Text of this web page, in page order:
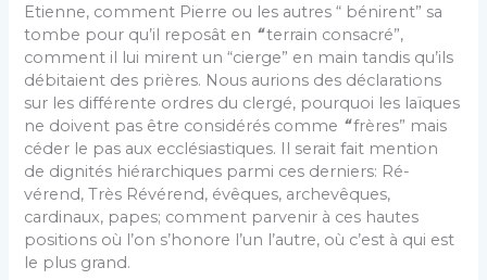
Etienne, comment Pierre ou les autres “ bénirent” sa
tombe pour qu’il reposât en “terrain consacré”,
comment il lui mirent un “cierge” en main tandis qu’ils
débitaient des prières. Nous aurions des déclarations
sur les différente ordres du clergé, pourquoi les laïques
ne doivent pas être considérés comme “frères” mais
céder le pas aux ecclésiastiques. Il serait fait men­tion
de dignités hiérarchiques parmi ces derniers: Ré­
vérend, Très Révérend, évêques, archevêques,
cardinaux, papes; comment parvenir à ces hautes
positions où l’on s’honore l’un l’autre, où c’est à qui est
le plus grand.